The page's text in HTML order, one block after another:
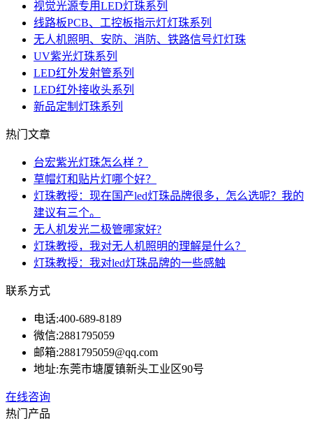
视觉光源专用LED灯珠系列
线路板PCB、工控板指示灯灯珠系列
无人机照明、安防、消防、铁路信号灯灯珠
UV紫光灯珠系列
LED红外发射管系列
LED红外接收头系列
新品定制灯珠系列
热门文章
台宏紫光灯珠怎么样 ？
草帽灯和贴片灯哪个好？
灯珠教授：现在国产led灯珠品牌很多，怎么选呢？我的
建议有三个。
无人机发光二极管哪家好?
灯珠教授，我对无人机照明的理解是什么？
灯珠教授：我对led灯珠品牌的一些感触
联系方式
电话:400-689-8189
微信:2881795059
邮箱:2881795059@qq.com
地址:东莞市塘厦镇新头工业区90号
在线咨询
热门产品